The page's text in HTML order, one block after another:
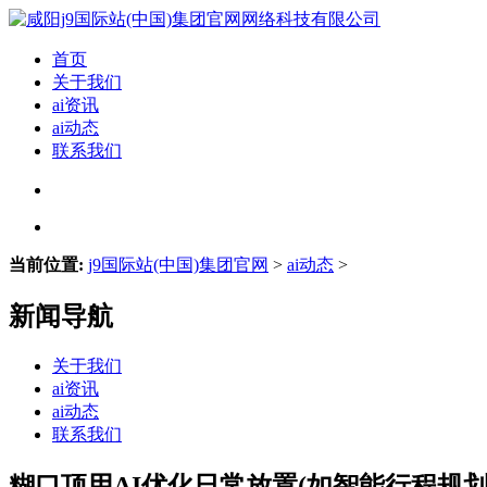
首页
关于我们
ai资讯
ai动态
联系我们
当前位置: j9国际站(中国)集团官网 > ai动态 >
新闻导航
关于我们
ai资讯
ai动态
联系我们